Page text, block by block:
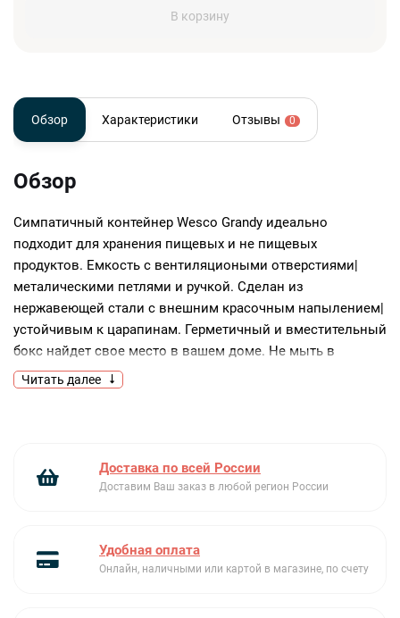
В корзину
Обзор Характеристики Отзывы 0
Обзор
Симпатичный контейнер Wesco Grandy идеально
подходит для хранения пищевых и не пищевых
продуктов. Емкость с вентиляциоными отверстиями|
металическими петлями и ручкой. Сделан из
нержавеющей стали с внешним красочным напылением|
устойчивым к царапинам. Герметичный и вместительный
бокс найдет свое место в вашем доме. Не мыть в
посудомоечной машине.
Читать далее
Доставка по всей России
Доставим Ваш заказ в любой регион России
Удобная оплата
Онлайн, наличными или картой в магазине, по счету